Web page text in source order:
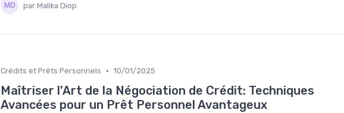
par Malika Diop
Crédits et Prêts Personnels • 10/01/2025
Maîtriser l'Art de la Négociation de Crédit: Techniques
Avancées pour un Prêt Personnel Avantageux